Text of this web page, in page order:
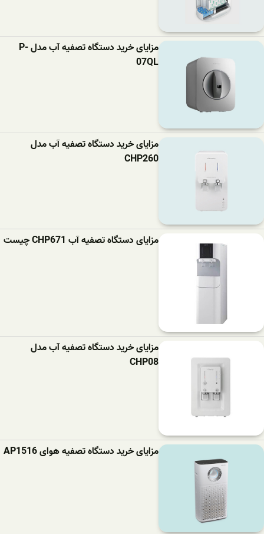
مزایای خرید دستگاه تصفیه آب مدل P-
07QL
مزایای خرید دستگاه تصفیه آب مدل
CHP260
مزایای دستگاه تصفیه آب CHP671 چیست
مزایای خرید دستگاه تصفیه آب مدل
CHP08
مزایای خرید دستگاه تصفیه هوای AP1516